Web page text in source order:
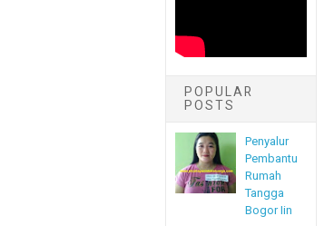
POPULAR
POSTS
Penyalur
Pembantu
Rumah
Tangga
Bogor Iin